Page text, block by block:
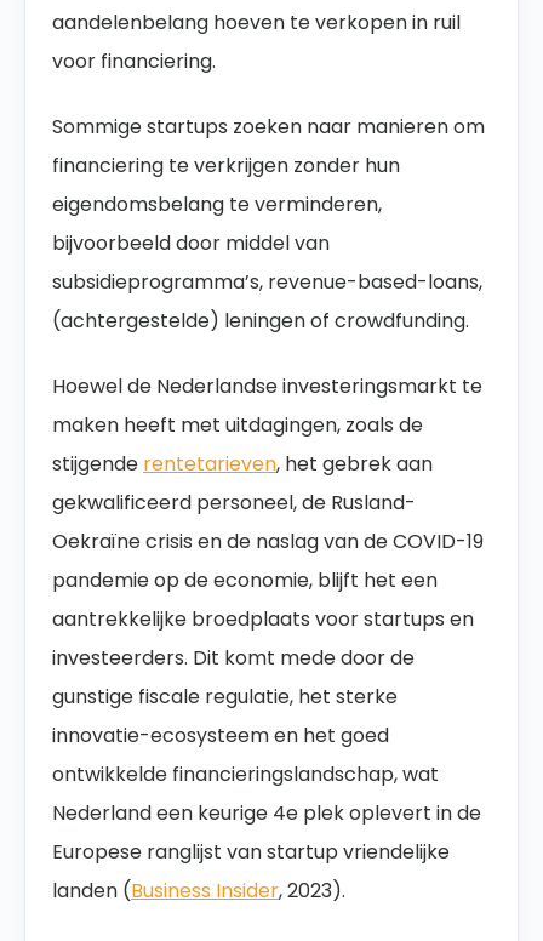
aandelenbelang hoeven te verkopen in ruil
voor financiering.
Sommige startups zoeken naar manieren om
financiering te verkrijgen zonder hun
eigendomsbelang te verminderen,
bijvoorbeeld door middel van
subsidieprogramma’s, revenue-based-loans,
(achtergestelde) leningen of crowdfunding.
Hoewel de Nederlandse investeringsmarkt te
maken heeft met uitdagingen, zoals de
stijgende rentetarieven, het gebrek aan
gekwalificeerd personeel, de Rusland-
Oekraïne crisis en de naslag van de COVID-19
pandemie op de economie, blijft het een
aantrekkelijke broedplaats voor startups en
investeerders. Dit komt mede door de
gunstige fiscale regulatie, het sterke
innovatie-ecosysteem en het goed
ontwikkelde financieringslandschap, wat
Nederland een keurige 4e plek oplevert in de
Europese ranglijst van startup vriendelijke
landen (Business Insider, 2023).